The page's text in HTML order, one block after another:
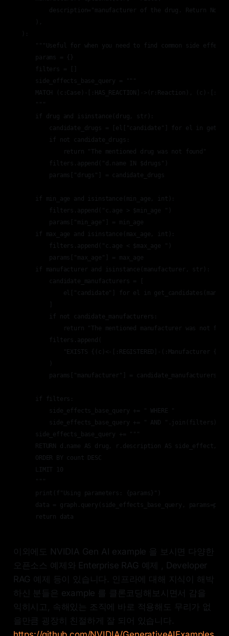
description="manufacturer of the drug. Return None
    ),
):
"""Useful for when you need to find common side
    params = {}
    filters = []
    side_effects_base_query = """
MATCH (c:Case)-[:HAS_REACTION]->(r:Reaction), (c)-
    """
    if drug and isinstance(drug, str):
candidate_drugs = [el["candidate"] for el in
        if not candidate_drugs:
            return "The mentioned drug was not found"
        filters.append("d.name IN $drugs")
        params["drugs"] = candidate_drugs
    if min_age and isinstance(min_age, int):
        filters.append("c.age > $min_age ")
        params["min_age"] = min_age
    if max_age and isinstance(max_age, int):
        filters.append("c.age < $max_age ")
        params["max_age"] = max_age
    if manufacturer and isinstance(manufacturer, str):
        candidate_manufacturers = [
el["candidate"] for el in
        if not candidate_manufacturers:
return "The mentioned manufacturer was not
        filters.append(
"EXISTS {(c)<-[:REGISTERED]-(:Manufacturer
        params["manufacturer"] = candidate_manufacturers[0]
    if filters:
        side_effects_base_query += " WHERE "
        side_effects_base_query += " AND ".join(filters)
    side_effects_base_query += """
RETURN d.name AS drug, r.description AS side_effect,
    ORDER BY count DESC
    LIMIT 10
    """
    print(f"Using parameters: {params}")
data = graph.query(side_effects_base_query,
    return data
이외에도 NVIDIA Gen AI example 을 보시면 다양한
오픈소스 예제와 Enterprise RAG 예제 , Developer
RAG 예제 등이 있습니다. 인프라에 대해 지식이 해박
하신 분들은 example 를 클론코딩해보시면서 감을
익히시고, 속해있는 조직에 바로 적용해도 무리가 없
을만큼 굉장히 친절하게 잘 되어 있습니다.